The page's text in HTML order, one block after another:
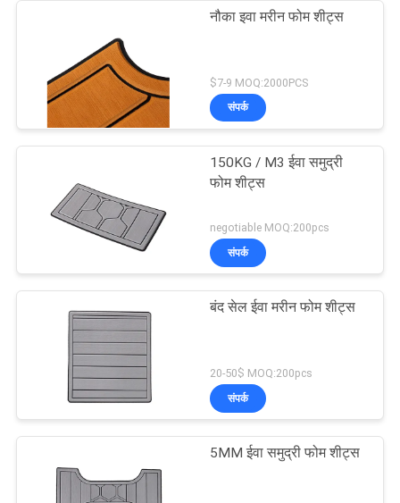
नौका इवा मरीन फोम शीट्स
$7-9 MOQ:2000PCS
संपर्क
150KG / M3 ईवा समुद्री
फोम शीट्स
negotiable MOQ:200pcs
संपर्क
बंद सेल ईवा मरीन फोम शीट्स
20-50$ MOQ:200pcs
संपर्क
5MM ईवा समुद्री फोम शीट्स